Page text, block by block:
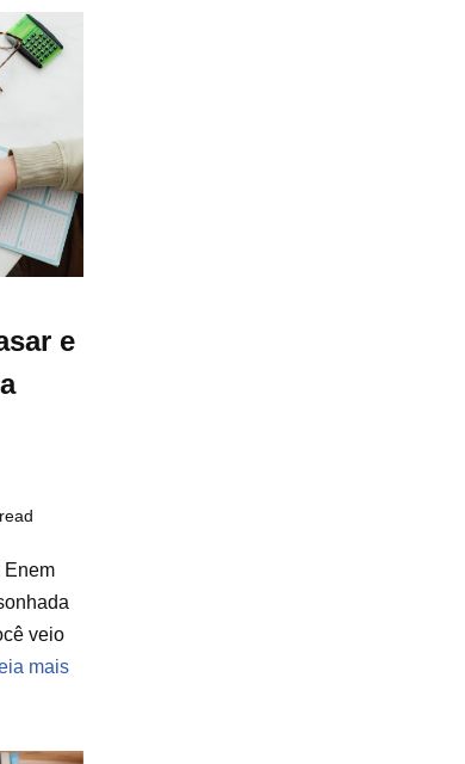
e
Enem
veio
mais